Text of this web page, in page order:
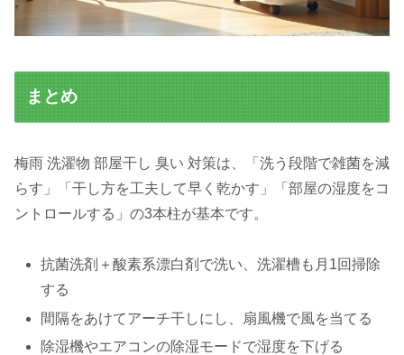
まとめ
梅雨 洗濯物 部屋干し 臭い 対策は、「洗う段階で雑菌を減
らす」「干し方を工夫して早く乾かす」「部屋の湿度をコ
ントロールする」の3本柱が基本です。
抗菌洗剤＋酸素系漂白剤で洗い、洗濯槽も月1回掃除
する
間隔をあけてアーチ干しにし、扇風機で風を当てる
除湿機やエアコンの除湿モードで湿度を下げる